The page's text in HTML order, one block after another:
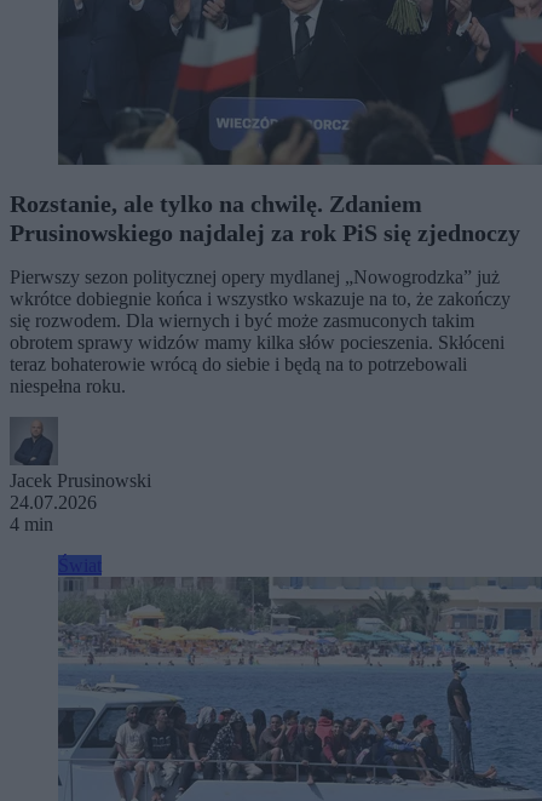
Rozstanie, ale tylko na chwilę. Zdaniem
Prusinowskiego najdalej za rok PiS się zjednoczy
Pierwszy sezon politycznej opery mydlanej „Nowogrodzka” już
wkrótce dobiegnie końca i wszystko wskazuje na to, że zakończy
się rozwodem. Dla wiernych i być może zasmuconych takim
obrotem sprawy widzów mamy kilka słów pocieszenia. Skłóceni
teraz bohaterowie wrócą do siebie i będą na to potrzebowali
niespełna roku.
Jacek Prusinowski
24.07.2026
4 min